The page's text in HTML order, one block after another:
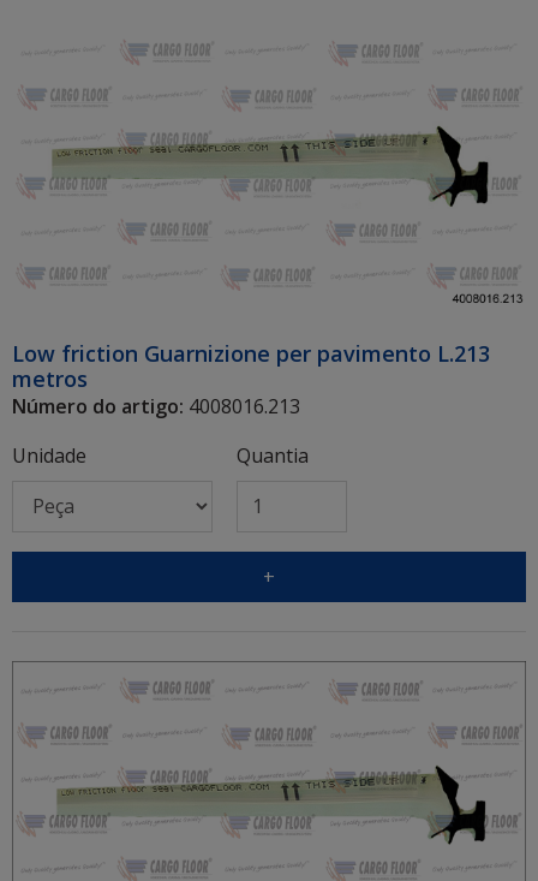
Low friction Guarnizione per pavimento L.213
metros
Número do artigo: 4008016.213
Unidade
Quantia
+